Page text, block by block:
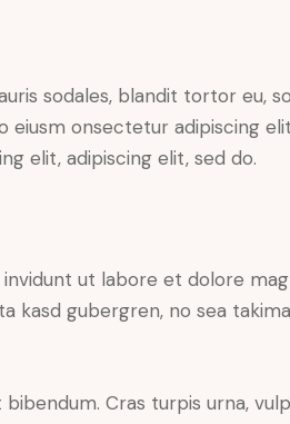
sodales, blandit tortor eu,
onsectetur adipiscing
elit, adipiscing elit, sed do.
ut labore et dolore
kasd gubergren, no sea
Cras turpis urna,